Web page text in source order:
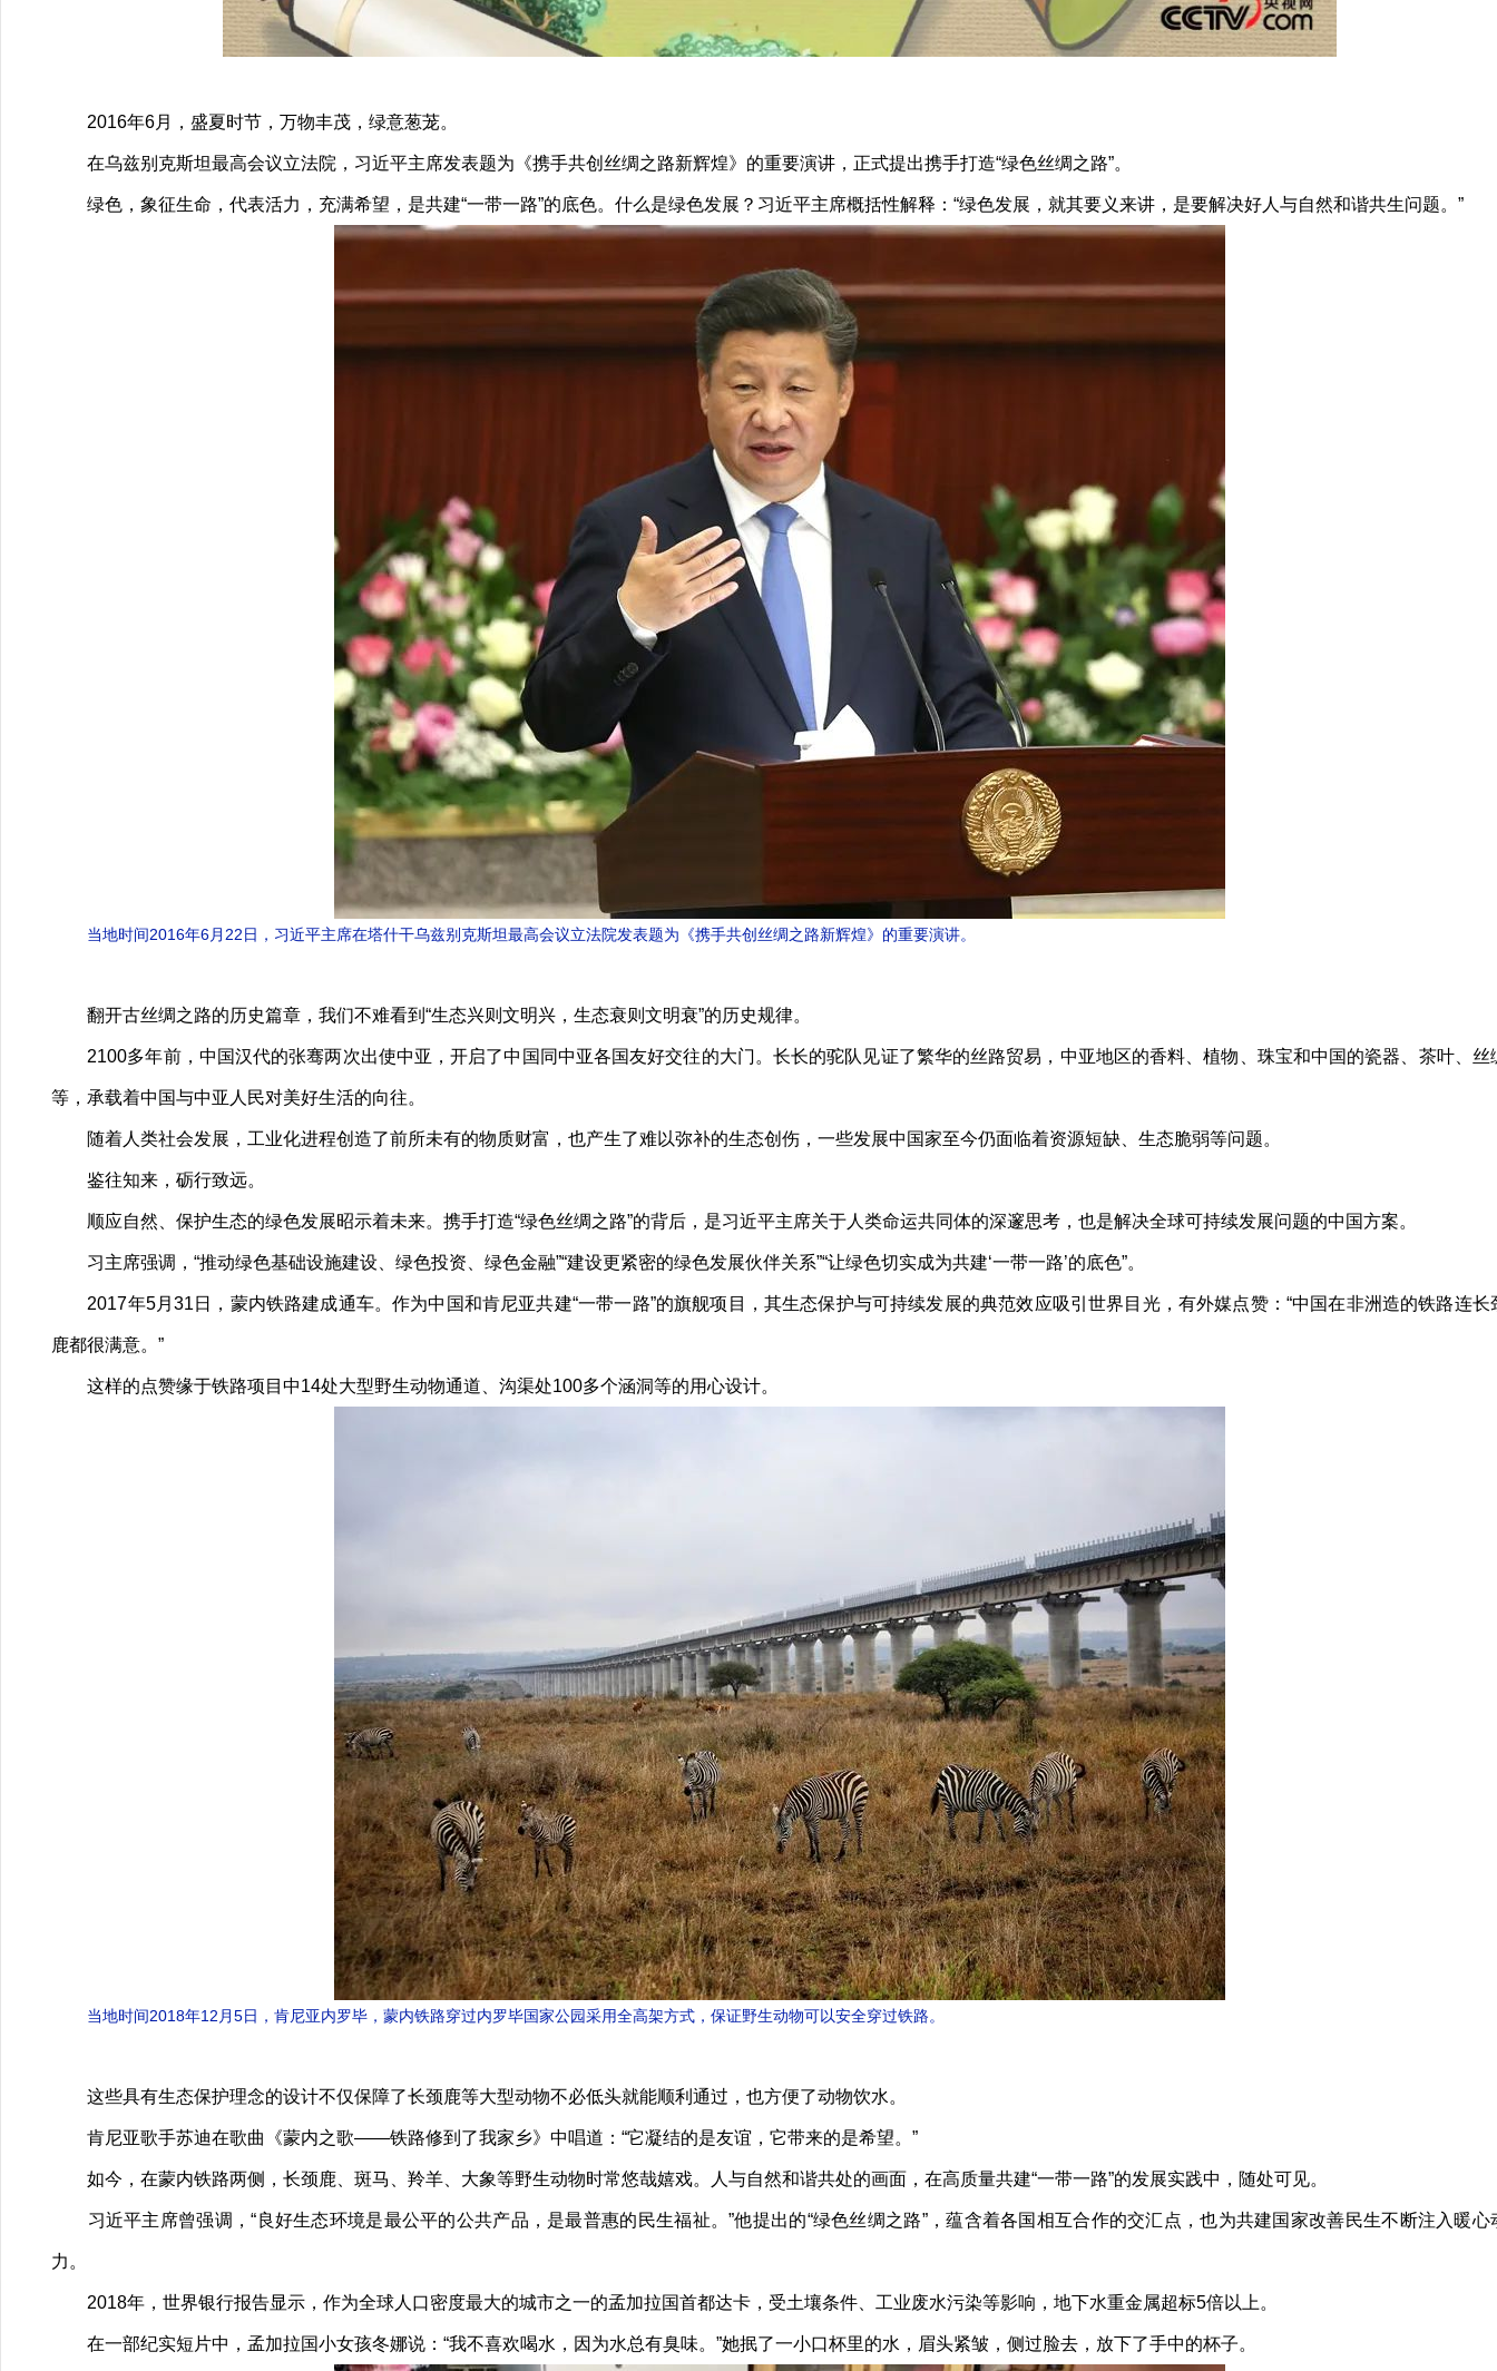
2016年6月，盛夏时节，万物丰茂，绿意葱茏。
在乌兹别克斯坦最高会议立法院，习近平主席发表题为《携手共创丝绸之路新辉煌》的重要演讲，正式提出携手打造“绿色丝绸之路”。
绿色，象征生命，代表活力，充满希望，是共建“一带一路”的底色。什么是绿色发展？习近平主席概括性解释：“绿色发展，就其要义来讲，是要解决好人与自然和谐共生问题。”
当地时间2016年6月22日，习近平主席在塔什干乌兹别克斯坦最高会议立法院发表题为《携手共创丝绸之路新辉煌》的重要演讲。
翻开古丝绸之路的历史篇章，我们不难看到“生态兴则文明兴，生态衰则文明衰”的历史规律。
2100多年前，中国汉代的张骞两次出使中亚，开启了中国同中亚各国友好交往的大门。长长的驼队见证了繁华的丝路贸易，中亚地区的香料、植物、珠宝和中国的瓷器、茶叶、丝
等，承载着中国与中亚人民对美好生活的向往。
随着人类社会发展，工业化进程创造了前所未有的物质财富，也产生了难以弥补的生态创伤，一些发展中国家至今仍面临着资源短缺、生态脆弱等问题。
鉴往知来，砺行致远。
顺应自然、保护生态的绿色发展昭示着未来。携手打造“绿色丝绸之路”的背后，是习近平主席关于人类命运共同体的深邃思考，也是解决全球可持续发展问题的中国方案。
习主席强调，“推动绿色基础设施建设、绿色投资、绿色金融”“建设更紧密的绿色发展伙伴关系”“让绿色切实成为共建‘一带一路’的底色”。
2017年5月31日，蒙内铁路建成通车。作为中国和肯尼亚共建“一带一路”的旗舰项目，其生态保护与可持续发展的典范效应吸引世界目光，有外媒点赞：“中国在非洲造的铁路连长
鹿都很满意。”
这样的点赞缘于铁路项目中14处大型野生动物通道、沟渠处100多个涵洞等的用心设计。
当地时间2018年12月5日，肯尼亚内罗毕，蒙内铁路穿过内罗毕国家公园采用全高架方式，保证野生动物可以安全穿过铁路。
这些具有生态保护理念的设计不仅保障了长颈鹿等大型动物不必低头就能顺利通过，也方便了动物饮水。
肯尼亚歌手苏迪在歌曲《蒙内之歌——铁路修到了我家乡》中唱道：“它凝结的是友谊，它带来的是希望。”
如今，在蒙内铁路两侧，长颈鹿、斑马、羚羊、大象等野生动物时常悠哉嬉戏。人与自然和谐共处的画面，在高质量共建“一带一路”的发展实践中，随处可见。
习近平主席曾强调，“良好生态环境是最公平的公共产品，是最普惠的民生福祉。”他提出的“绿色丝绸之路”，蕴含着各国相互合作的交汇点，也为共建国家改善民生不断注入暖心
力。
2018年，世界银行报告显示，作为全球人口密度最大的城市之一的孟加拉国首都达卡，受土壤条件、工业废水污染等影响，地下水重金属超标5倍以上。
在一部纪实短片中，孟加拉国小女孩冬娜说：“我不喜欢喝水，因为水总有臭味。”她抿了一小口杯里的水，眉头紧皱，侧过脸去，放下了手中的杯子。